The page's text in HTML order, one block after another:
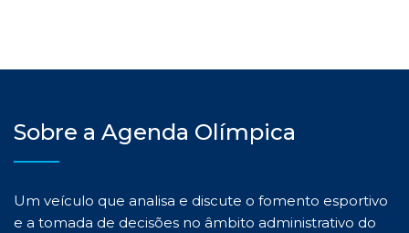
Sobre a Agenda Olímpica
Um veículo que analisa e discute o fomento esportivo
e a tomada de decisões no âmbito administrativo do